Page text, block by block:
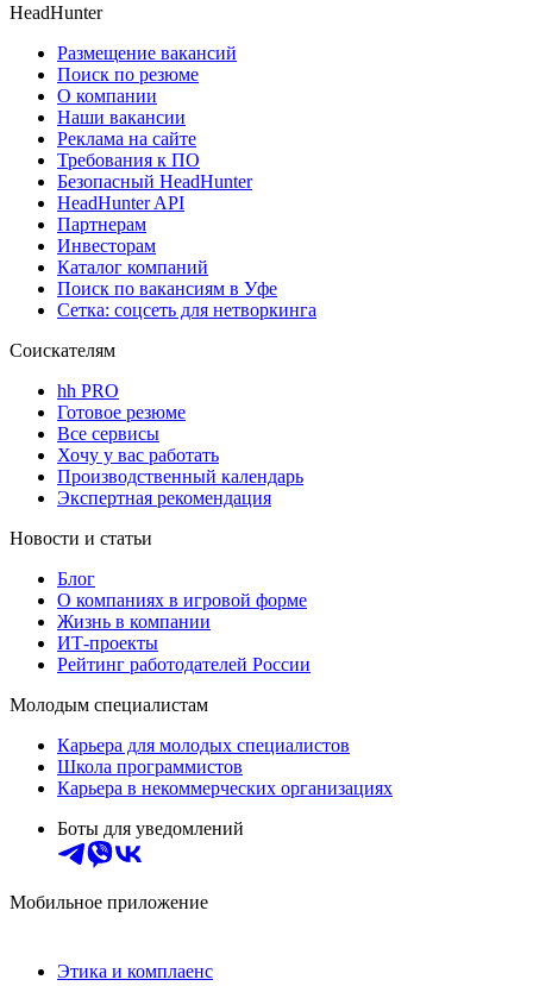
HeadHunter
Размещение вакансий
Поиск по резюме
О компании
Наши вакансии
Реклама на сайте
Требования к ПО
Безопасный HeadHunter
HeadHunter API
Партнерам
Инвесторам
Каталог компаний
Поиск по вакансиям в Уфе
Сетка: соцсеть для нетворкинга
Соискателям
hh PRO
Готовое резюме
Все сервисы
Хочу у вас работать
Производственный календарь
Экспертная рекомендация
Новости и статьи
Блог
О компаниях в игровой форме
Жизнь в компании
ИТ-проекты
Рейтинг работодателей России
Молодым специалистам
Карьера для молодых специалистов
Школа программистов
Карьера в некоммерческих организациях
Боты для уведомлений
Мобильное приложение
Этика и комплаенс